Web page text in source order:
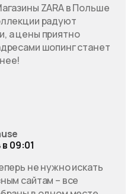
ZARA в Польше
радуют
а цены приятно
шопинг станет
в 09:01
не нужно искать
сайтам – все